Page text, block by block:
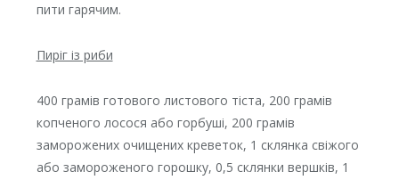
пити гарячим.
Пиріг із риби
400 грамів готового листового тіста, 200 грамів
копченого лосося або горбуші, 200 грамів
заморожених очищених креветок, 1 склянка свіжого
або замороженого горошку, 0,5 склянки вершків, 1